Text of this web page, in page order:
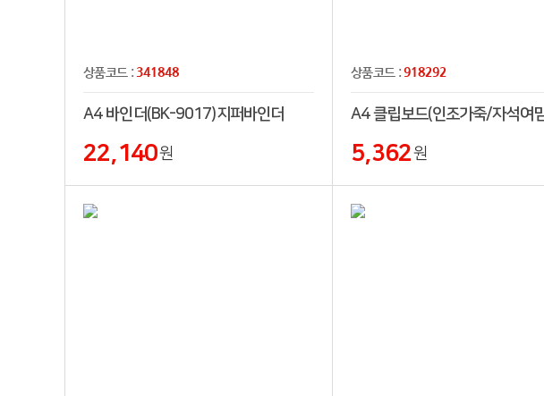
상품코드 : 341848
A4 바인더(BK-9017)지퍼바인더
22,140원
상품코드 :918292
A4 클립보드(인조가죽/자석여
5,362원